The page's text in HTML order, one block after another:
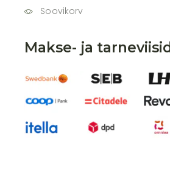
Soovikorv
Makse- ja tarneviisid